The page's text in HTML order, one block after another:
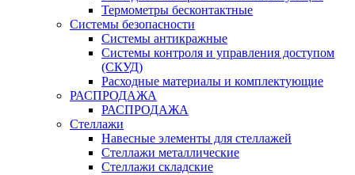
Термометры бесконтактные
Системы безопасности
Системы антикражные
Системы контроля и управления доступом
(СКУД)
Расходные материалы и комплектующие
РАСПРОДАЖА
РАСПРОДАЖА
Стеллажи
Навесные элементы для стеллажей
Стеллажи металлические
Стеллажи складские